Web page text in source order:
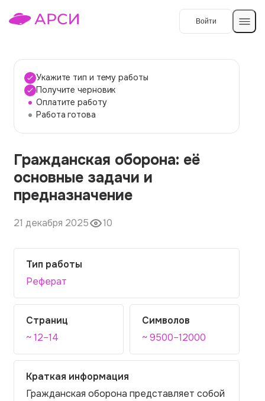
Войти
Темы работ
О сервисе
О компании
Наши гарантии
Вопросы и ответы
Контакты
Укажите тип и тему работы
Получите черновик
Оплатите работу
Работа готова
Гражданская оборона: её
основные задачи и
предназначение
21 декабря 2025 10
Тип работы
Реферат
Страниц
~ 12–14
Символов
~ 9500–12000
Краткая информация
Гражданская оборона представляет собой